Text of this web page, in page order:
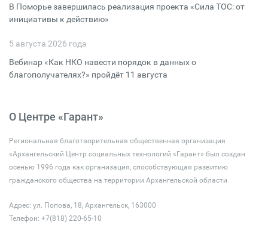
В Поморье завершилась реализация проекта «Сила ТОС: от
инициативы к действию»
5 августа 2026 года
Вебинар «Как НКО навести порядок в данных о
благополучателях?» пройдёт 11 августа
О Центре «Гарант»
Региональная благотворительная общественная организация
«Архангельский Центр социальных технологий «Гарант» был создан
осенью 1996 года как организация, способствующая развитию
гражданского общества на территории Архангельской области
Адрес: ул. Попова, 18, Архангельск, 163000
Телефон: +7(818) 220-65-10